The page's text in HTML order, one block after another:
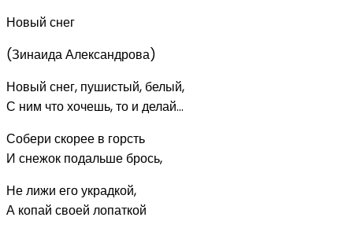
Новый снег
(Зинаида Александрова)
Новый снег, пушистый, белый,
С ним что хочешь, то и делай…
Собери скорее в горсть
И снежок подальше брось,
Не лижи его украдкой,
А копай своей лопаткой